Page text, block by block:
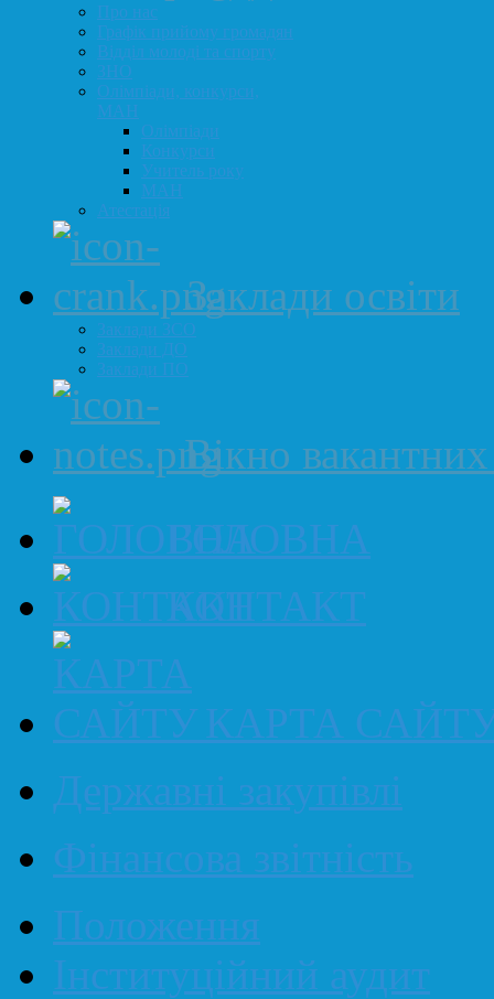
Про нас
Графік прийому громадян
Відділ молоді та спорту
ЗНО
Олімпіади, конкурси,
МАН
Олімпіади
Конкурси
Учитель року
МАН
Атестація
Заклади освіти
Заклади ЗСО
Заклади ДО
Заклади ПО
Вікно
ГОЛОВНА
КОНТАКТ
КАРТА
Державні закупівлі
Фінансова звітність
Положення
Інституційний аудит